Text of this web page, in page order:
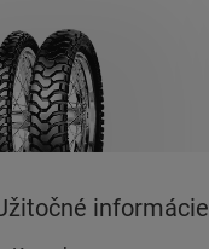
informácie